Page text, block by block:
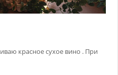
красное сухое вино . При